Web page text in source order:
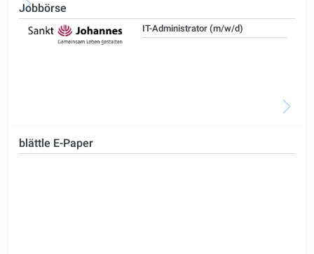
Jobbörse
IT-Administrator (m/w/d)
blättle E-Paper